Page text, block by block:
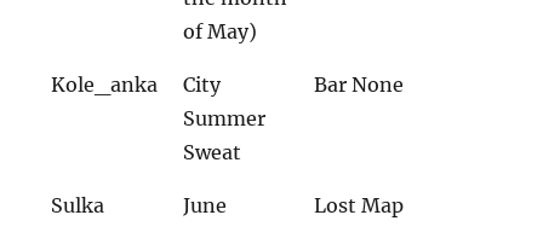
of May)
Kole_anka
City
Summer
Sweat
Bar None
Sulka June Lost Map